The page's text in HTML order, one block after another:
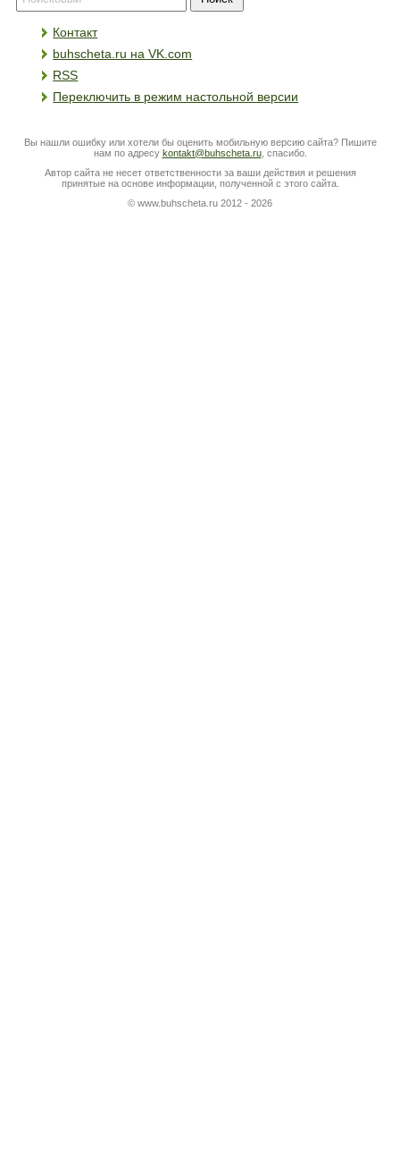
Контакт
buhscheta.ru на VK.com
RSS
Переключить в режим настольной версии
Вы нашли ошибку или хотели бы оценить мобильную версию сайта? Пишите
нам по адресу kontakt@buhscheta.ru, спасибо.
Автор сайта не несет ответственности за ваши действия и решения
принятые на основе информации, полученной с этого сайта.
© www.buhscheta.ru 2012 - 2026